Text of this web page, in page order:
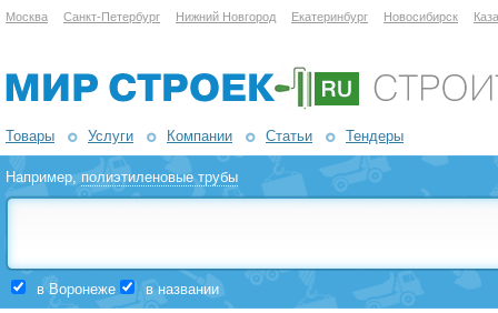
Москва Санкт-Петербург Нижний Новгород Екатеринбург Новосибирск
Товары Услуги Компании Статьи Тендеры
Например,полиэтиленовые трубы
в Воронеже в названии